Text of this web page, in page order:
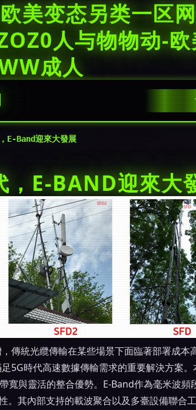
美变态另类一区
人与物物动-
成人
E-Band迎來大發展
，E-BAND迎來大
傳統光纜傳輸在某些場景下面臨著部署成
5G時代高速數據傳輸需求的重要解決方案
與靈活的整合優勢。E-Band作為毫米波
。其內部支持的載波聚合以及多臺設備聯